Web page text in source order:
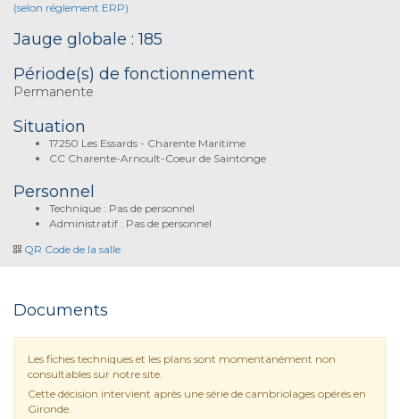
(selon réglement ERP)
Jauge globale : 185
Période(s) de fonctionnement
Permanente
Situation
17250 Les Essards - Charente Maritime
CC Charente-Arnoult-Coeur de Saintonge
Personnel
Technique : Pas de personnel
Administratif : Pas de personnel
QR Code de la salle
Documents
Les fiches techniques et les plans sont momentanément non
consultables sur notre site.
Cette décision intervient après une série de cambriolages opérés en
Gironde.